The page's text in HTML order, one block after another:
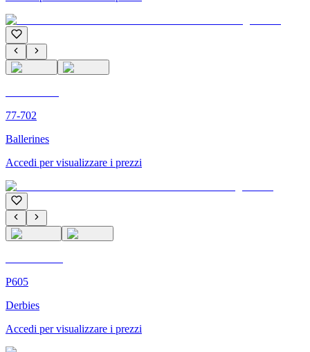
77-702
Ballerines
Accedi per visualizzare i prezzi
P605
Derbies
Accedi per visualizzare i prezzi